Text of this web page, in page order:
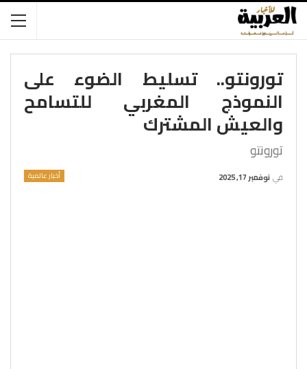
تورونتو.. تسليط الضوء على
النموذج المغربي للتسامح
والعيش المشترك
تورونتو
أخبار عالمية في نوفمبر 17, 2025